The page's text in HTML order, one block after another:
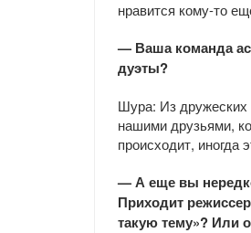
нравится кому-то
— Ваша команда
дуэты?
Шура: Из дружеских
нашими друзьями,
происходит, иногда
— А еще вы
Приходит
такую тему»? Или